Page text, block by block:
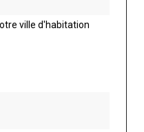
ville d'habitation